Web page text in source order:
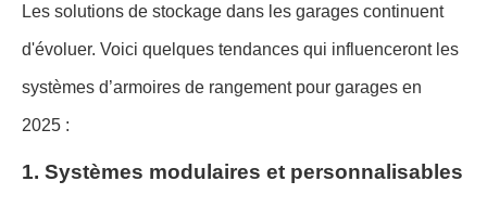
Les solutions de stockage dans les garages continuent
d'évoluer. Voici quelques tendances qui influenceront les
systèmes d’armoires de rangement pour garages en
2025 :
1. Systèmes modulaires et personnalisables